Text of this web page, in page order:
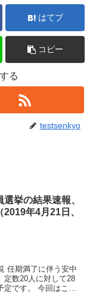
はてブ
コピー
る
testsenkyo
挙の結果速報、
年4月21日、
任期満了に伴う安中
定数20人に対して28
です。 今回はこの